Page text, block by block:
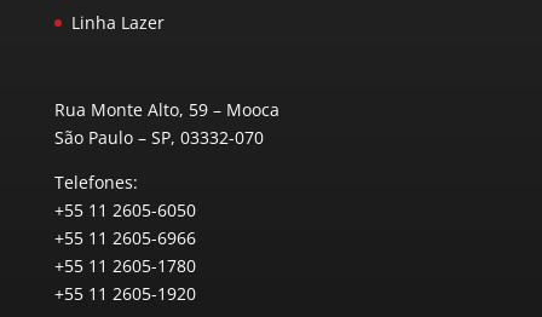
Linha Lazer
Rua Monte Alto, 59 – Mooca
São Paulo – SP, 03332-070
Telefones:
+55 11 2605-6050
+55 11 2605-6966
+55 11 2605-1780
+55 11 2605-1920